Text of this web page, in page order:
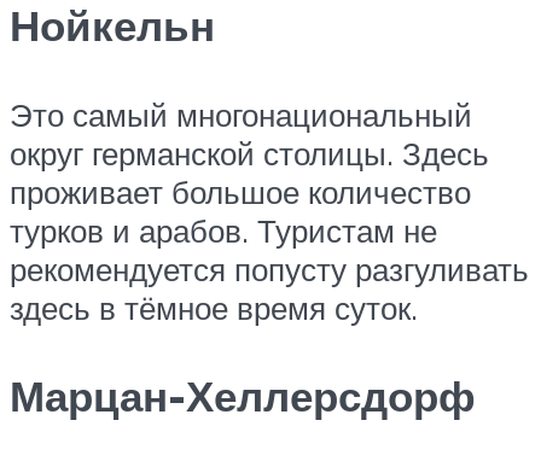
Нойкельн
Это самый многонациональный
округ германской столицы. Здесь
проживает большое количество
турков и арабов. Туристам не
рекомендуется попусту разгуливать
здесь в тёмное время суток.
Марцан-Хеллерсдорф